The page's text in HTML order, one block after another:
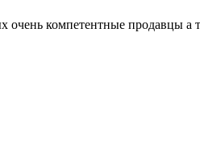
очень компетентные